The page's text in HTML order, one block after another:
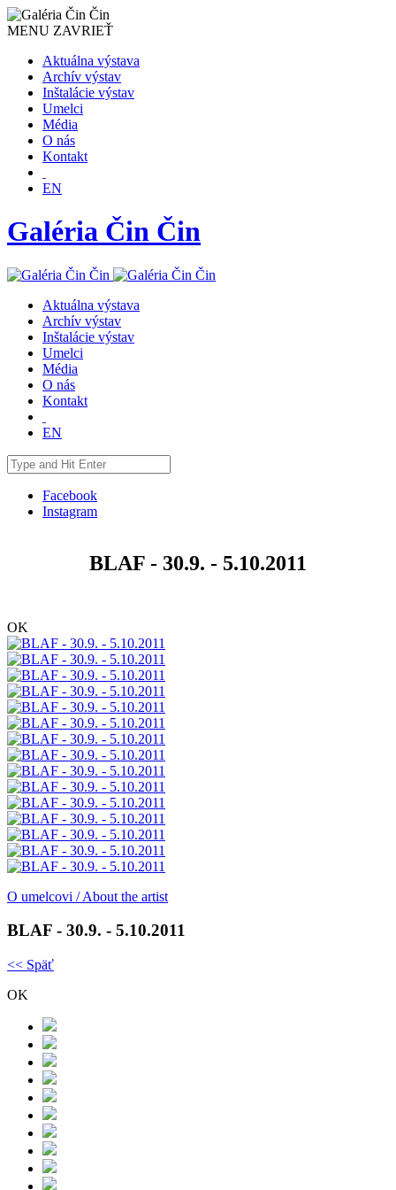
MENU ZAVRIEŤ
Aktuálna výstava
Archív výstav
Inštalácie výstav
Umelci
Média
O nás
Kontakt
EN
Galéria Čin Čin
Aktuálna výstava
Archív výstav
Inštalácie výstav
Umelci
Média
O nás
Kontakt
EN
Facebook
Instagram
BLAF - 30.9. - 5.10.2011
OK
O umelcovi / About the artist
BLAF - 30.9. - 5.10.2011
<< Späť
OK